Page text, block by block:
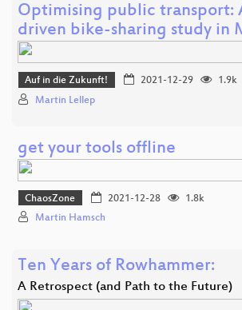
Optimising public transport:
driven bike-sharing study in
Auf in die Zukunft! 2021-12-29
1.9k
Martin Lellep
get your tools offline
ChaosZone 2021-12-28
1.8k
Martin Hamsch
Ten Years of Rowhammer:
A Retrospect (and Path to the Future)